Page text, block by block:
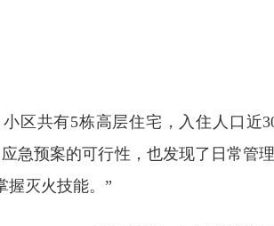
共有5栋高层住宅，入住人口近
急预案的可行性，也发现了日常管
握灭火技能。”